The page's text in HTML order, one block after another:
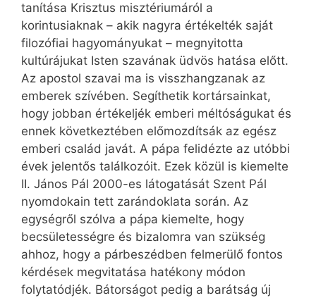
tanítása Krisztus misztériumáról a
korintusiaknak – akik nagyra értékelték saját
filozófiai hagyományukat – megnyitotta
kultúrájukat Isten szavának üdvös hatása előtt.
Az apostol szavai ma is visszhangzanak az
emberek szívében. Segíthetik kortársainkat,
hogy jobban értékeljék emberi méltóságukat és
ennek következtében előmozdítsák az egész
emberi család javát. A pápa felidézte az utóbbi
évek jelentős találkozóit. Ezek közül is kiemelte
II. János Pál 2000-es látogatását Szent Pál
nyomdokain tett zarándoklata során. Az
egységről szólva a pápa kiemelte, hogy
becsületességre és bizalomra van szükség
ahhoz, hogy a párbeszédben felmerülő fontos
kérdések megvitatása hatékony módon
folytatódjék. Bátorságot pedig a barátság új